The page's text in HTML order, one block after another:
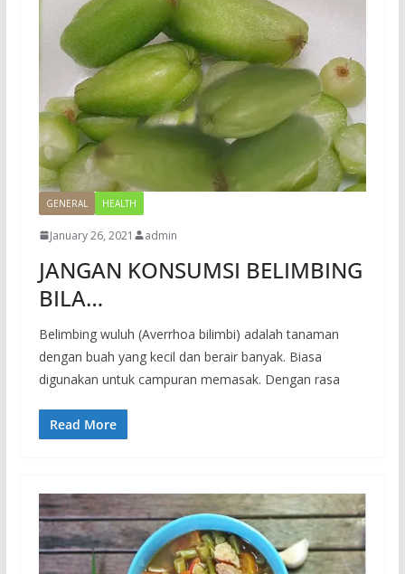
GENERAL HEALTH
January 26, 2021 admin
JANGAN KONSUMSI BELIMBING
BILA…
Belimbing wuluh (Averrhoa bilimbi) adalah tanaman
dengan buah yang kecil dan berair banyak. Biasa
digunakan untuk campuran memasak. Dengan rasa
Read More